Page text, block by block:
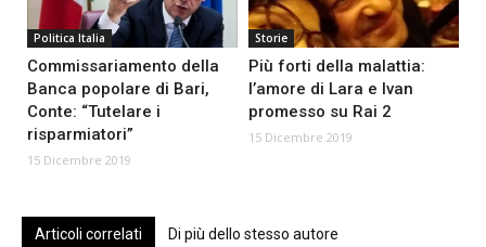
Politica Italia
Commissariamento della
Banca popolare di Bari,
Conte: “Tutelare i
risparmiatori”
15 Dicembre 2019
Storie
Più forti della malattia:
l’amore di Lara e Ivan
promesso su Rai 2
15 Dicembre 2019
Articoli correlati Di più dello stesso autore